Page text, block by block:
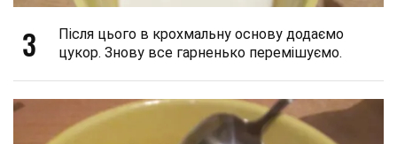
3
Після цього в крохмальну основу додаємо
цукор. Знову все гарненько перемішуємо.